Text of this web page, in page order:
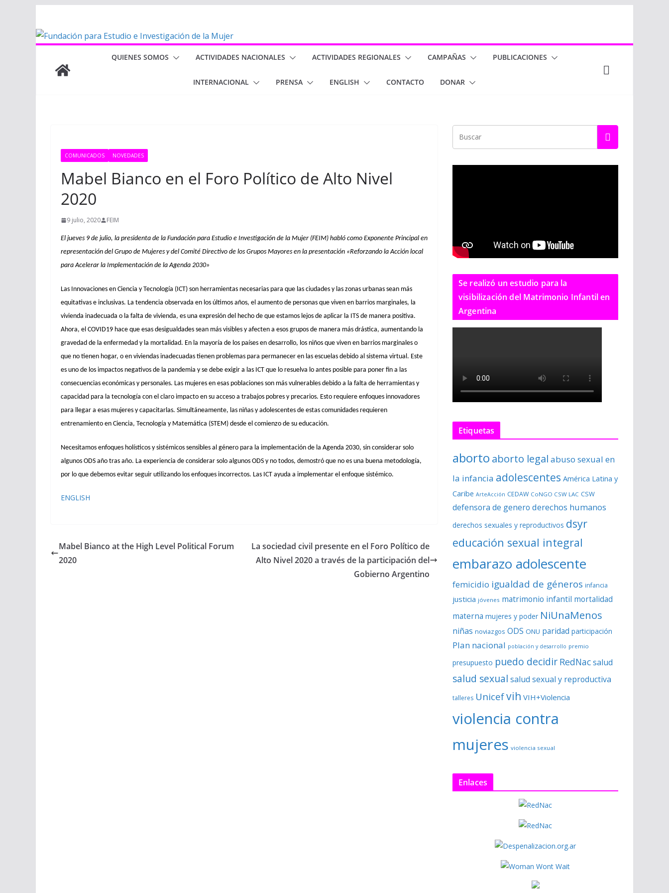
contenido
QUIENES SOMOS ACTIVIDADES NACIONALES ACTIVIDADES REGIONALES CAMPAÑAS PUBLICACIONES
INTERNACIONAL PRENSA ENGLISH CONTACTO DONAR
COMUNICADOS NOVEDADES
Mabel Bianco en el Foro Político de Alto Nivel
2020
9 julio, 2020 FEIM
El jueves 9 de julio, la presidenta de la Fundación para Estudio e Investigación de la Mujer (FEIM) habló como Exponente Principal en
representación del Grupo de Mujeres y del Comité Directivo de los Grupos Mayores en la presentación «Reforzando la Acción local
para Acelerar la Implementación de la Agenda 2030»
Las Innovaciones en Ciencia y Tecnología (ICT) son herramientas necesarias para que las ciudades y las zonas urbanas sean más
equitativas e inclusivas. La tendencia observada en los últimos años, el aumento de personas que viven en barrios marginales, la
vivienda inadecuada o la falta de vivienda, es una expresión del hecho de que estamos lejos de aplicar la ITS de manera positiva.
Ahora, el COVID19 hace que esas desigualdades sean más visibles y afecten a esos grupos de manera más drástica, aumentando la
gravedad de la enfermedad y la mortalidad. En la mayoría de los países en desarrollo, los niños que viven en barrios marginales o
que no tienen hogar, o en viviendas inadecuadas tienen problemas para permanecer en las escuelas debido al sistema virtual. Este
es uno de los impactos negativos de la pandemia y se debe exigir a las ICT que lo resuelva lo antes posible para poner fin a las
consecuencias económicas y personales. Las mujeres en esas poblaciones son más vulnerables debido a la falta de herramientas y
capacidad para la tecnología con el claro impacto en su acceso a trabajos pobres y precarios. Esto requiere enfoques innovadores
para llegar a esas mujeres y capacitarlas. Simultáneamente, las niñas y adolescentes de estas comunidades requieren
entrenamiento en Ciencia, Tecnología y Matemática (STEM) desde el comienzo de su educación.
Necesitamos enfoques holísticos y sistémicos sensibles al género para la implementación de la Agenda 2030, sin considerar solo
algunos ODS año tras año. La experiencia de considerar solo algunos ODS y no todos, demostró que no es una buena metodología,
por lo que debemos evitar seguir utilizando los enfoques incorrectos. Las ICT ayuda a implementar el enfoque sistémico.
ENGLISH
Mabel Bianco at the High Level Political Forum
2020
La sociedad civil presente en el Foro Político de
Alto Nivel 2020 a través de la participación del
Gobierno Argentino
Se realizó un estudio para la
visibilización del Matrimonio Infantil en
Argentina
Etiquetas
aborto aborto legal abuso sexual en
la infancia adolescentes América Latina y
Caribe ArteAcción CEDAW CoNGO CSW LAC CSW
defensora de genero derechos humanos
derechos sexuales y reproductivos dsyr
educación sexual integral
embarazo adolescente
femicidio igualdad de géneros infancia
justicia jóvenes matrimonio infantil mortalidad
materna mujeres y poder NiUnaMenos
niñas noviazgos ODS ONU paridad participación
Plan nacional población y desarrollo premio
presupuesto puedo decidir RedNacsalud
salud sexual salud sexual y reproductiva
talleres Unicefvih VIH+Violencia
violencia contra
mujeres violencia sexual
Enlaces